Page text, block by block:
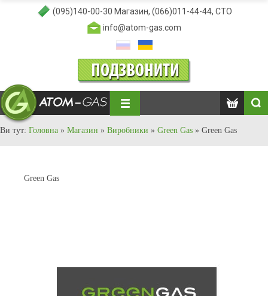
(095)140-00-30 Магазин, (066)011-44-44, СТО
info@atom-gas.com
Ви тут: Головна » Магазин » Виробники » Green Gas » Green Gas
Green Gas